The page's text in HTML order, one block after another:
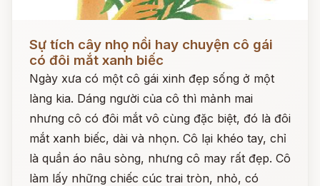
Sự tích cây nhọ nồi hay chuyện cô gái
có đôi mắt xanh biếc
Ngày xưa có một cô gái xinh đẹp sống ở một
làng kia. Dáng người của cô thì mảnh mai
nhưng cô có đôi mắt vô cùng đặc biệt, đó là đôi
mắt xanh biếc, dài và nhọn. Cô lại khéo tay, chỉ
là quần áo nâu sòng, nhưng cô may rất đẹp. Cô
làm lấy những chiếc cúc trai tròn, nhỏ, có